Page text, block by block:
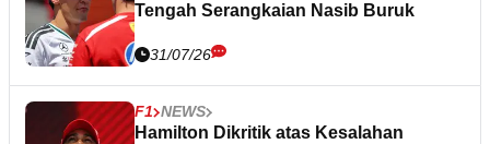
Tengah Serangkaian Nasib Buruk
31/07/26
F1 NEWS
Hamilton Dikritik atas Kesalahan